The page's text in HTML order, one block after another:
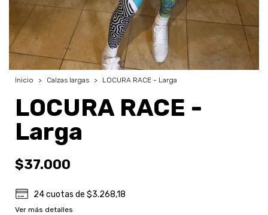
Inicio > Calzas largas > LOCURA RACE - Larga
LOCURA RACE -
Larga
$37.000
24cuotas de$3.268,18
Ver más detalles